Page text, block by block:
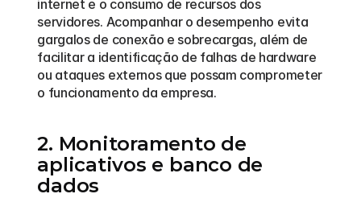
internet e o consumo de recursos dos
servidores. Acompanhar o desempenho evita
gargalos de conexão e sobrecargas, além de
facilitar a identificação de falhas de hardware
ou ataques externos que possam comprometer
o funcionamento da empresa.
2. Monitoramento de
aplicativos e banco de
dados